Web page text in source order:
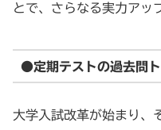
とで、さらなる実力アッ
●定期テストの過去問
大学入試改革が始まり、